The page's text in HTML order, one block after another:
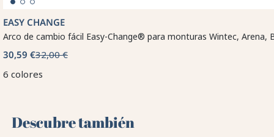
EASY CHANGE
Arco de cambio fácil Easy-Change® para monturas Wintec, Arena,
30,59 €32,00 €
6 colores
Descubre también 🌻